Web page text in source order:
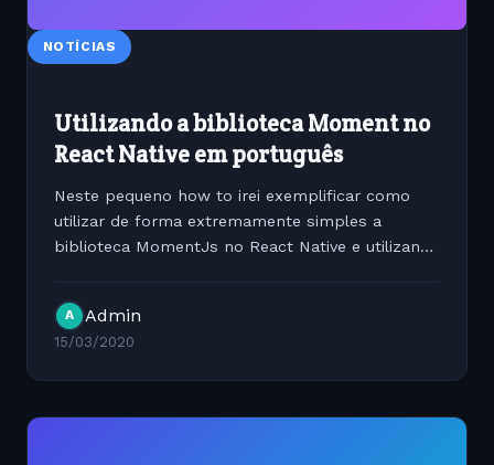
NOTÍCIAS
Utilizando a biblioteca Moment no
React Native em português
Neste pequeno how to irei exemplificar como
utilizar de forma extremamente simples a
biblioteca MomentJs no React Native e utilizando
ainda não tenha a biblioteca...
A Admin
15/03/2020